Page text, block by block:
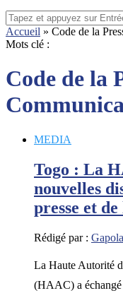
Accueil » Code de la
Mots clé :
Code de la
MEDIA
Togo : La
nouvelles
presse et
Rédigé par : Gapola
La Haute Autorité
(HAAC) a